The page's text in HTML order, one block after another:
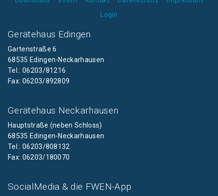
Login
Gerätehaus Edingen
Gartenstraße 6
68535 Edingen-Neckarhausen
Tel.: 06203/81216
Fax: 06203/892809
Gerätehaus Neckarhausen
Hauptstraße (neben Schloss)
68535 Edingen-Neckarhausen
Tel.: 06203/808132
Fax: 06203/180070
SocialMedia & die FWEN-App